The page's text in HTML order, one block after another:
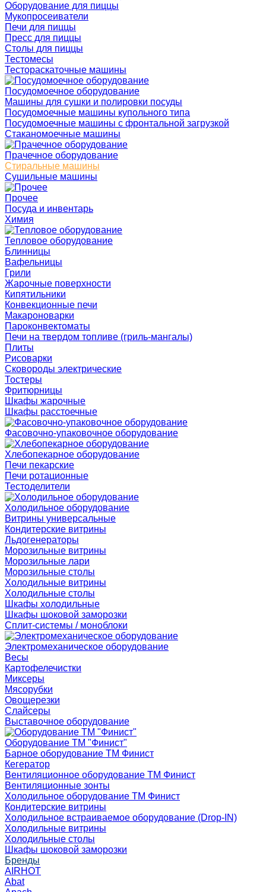
Оборудование для пиццы
Мукопросеиватели
Печи для пиццы
Пресс для пиццы
Столы для пиццы
Тестомесы
Тестораскаточные машины
Посудомоечное оборудование
Машины для сушки и полировки посуды
Посудомоечные машины купольного типа
Посудомоечные машины с фронтальной загрузкой
Стаканомоечные машины
Прачечное оборудование
Стиральные машины
Сушильные машины
Прочее
Посуда и инвентарь
Химия
Тепловое оборудование
Блинницы
Вафельницы
Грили
Жарочные поверхности
Кипятильники
Конвекционные печи
Макароноварки
Пароконвектоматы
Печи на твердом топливе (гриль-мангалы)
Плиты
Рисоварки
Сковороды электрические
Тостеры
Фритюрницы
Шкафы жарочные
Шкафы расстоечные
Фасовочно-упаковочное оборудование
Хлебопекарное оборудование
Печи пекарские
Печи ротационные
Тестоделители
Холодильное оборудование
Витрины универсальные
Кондитерские витрины
Льдогенераторы
Морозильные витрины
Морозильные лари
Морозильные столы
Холодильные витрины
Холодильные столы
Шкафы холодильные
Шкафы шоковой заморозки
Сплит-системы / моноблоки
Электромеханическое оборудование
Весы
Картофелечистки
Миксеры
Мясорубки
Овощерезки
Слайсеры
Выставочное оборудование
Оборудование ТМ "Финист"
Барное оборудование ТМ Финист
Кегератор
Вентиляционное оборудование ТМ Финист
Вентиляционные зонты
Холодильное оборудование ТМ Финист
Кондитерские витрины
Холодильное встраиваемое оборудование (Drop-IN)
Холодильные витрины
Холодильные столы
Шкафы шоковой заморозки
Бренды
AIRHOT
Abat